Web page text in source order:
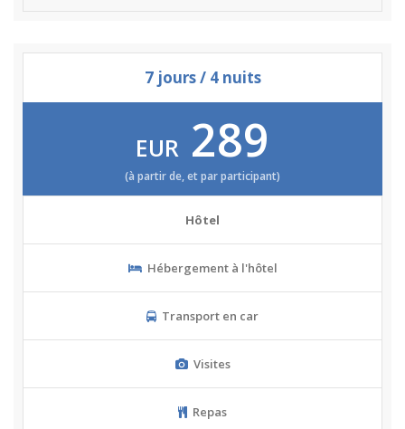
7 jours / 4 nuits
EUR 289
(à partir de, et par participant)
Hôtel
Hébergement à l'hôtel
Transport en car
Visites
Repas